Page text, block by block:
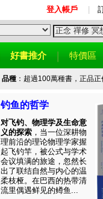
登入帳戶
好書推介 特價區
品種：超過100萬種書，正品
钓鱼的哲学
对飞钓、物理学及生命意
义的探索 ，当一位深耕物
理前沿的理论物理学家握
起飞钓竿，被公式与学术
会议填满的旅途，忽然长
出了联结自然与内心的温
柔枝桠。在巴西的热带清
流里偶遇鲜见的鳟鱼...